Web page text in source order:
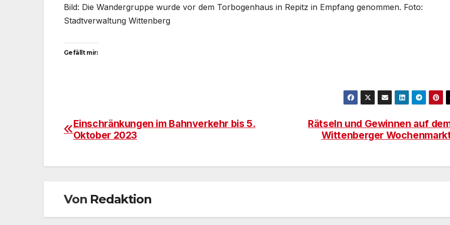
Bild: Die Wandergruppe wurde vor dem Torbogenhaus in Repitz in Empfang genommen. Foto:
Stadtverwaltung Wittenberg
Gefällt mir:
Beitragsnavigation
Rätseln und Gewinnen auf
Wittenberger
Einschränkungen im Bahnverkehr bis 5.
Oktober 2023
Von Redaktion